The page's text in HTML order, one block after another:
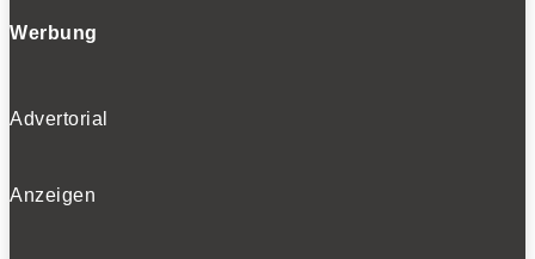
Werbung
Advertorial
Anzeigen